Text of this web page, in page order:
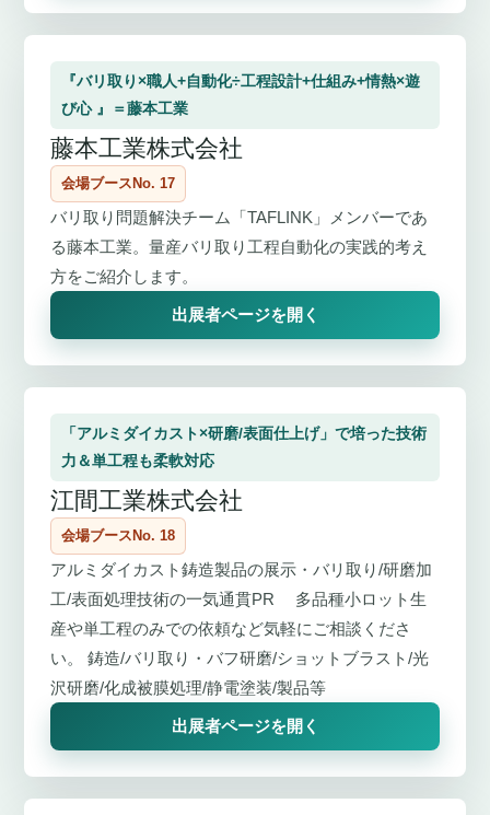
『バリ取り×職人+自動化÷工程設計+仕組み+情熱×遊
び心 』＝藤本工業
藤本工業株式会社
会場ブースNo. 17
バリ取り問題解決チーム「TAFLINK」メンバーであ
る藤本工業。量産バリ取り工程自動化の実践的考え
方をご紹介します。
出展者ページを開く
「アルミダイカスト×研磨/表面仕上げ」で培った技術
力＆単工程も柔軟対応
江間工業株式会社
会場ブースNo. 18
アルミダイカスト鋳造製品の展示・バリ取り/研磨加
工/表面処理技術の一気通貫PR 多品種小ロット生
産や単工程のみでの依頼など気軽にご相談くださ
い。 鋳造/バリ取り・バフ研磨/ショットブラスト/光
沢研磨/化成被膜処理/静電塗装/製品等
出展者ページを開く